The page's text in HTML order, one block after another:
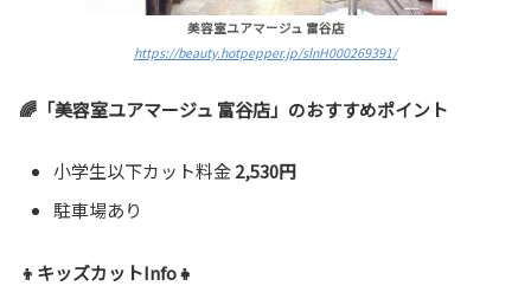
美容室ユアマージュ 富谷店
https://beauty.hotpepper.jp/slnH000269391/
🌈「美容室ユアマージュ 富谷店」のおすすめポイント
小学生以下カット料金2,530円
駐車場あり
👦キッズカットInfo👧